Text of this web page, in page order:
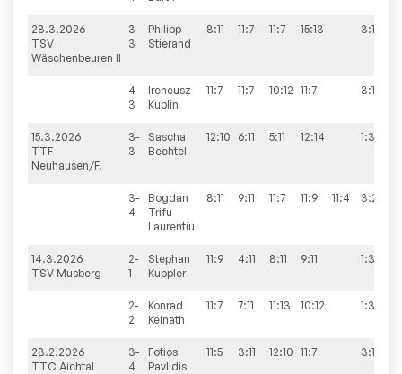
28.3.2026
TSV
Wäschenbeuren II
3-
3
Philipp
Stierand
8:11 11:7 11:7 15:13 3:1
4-
3
Ireneusz
Kublin
11:7 11:7 10:12 11:7 3:1
15.3.2026
TTF
Neuhausen/F.
3-
3
Sascha
Bechtel
12:10 6:11 5:11 12:14 1:3
3-
4
Bogdan
Trifu
Laurentiu
8:11 9:11 11:7 11:9 11:4 3:2
14.3.2026
TSV Musberg
2-
1
Stephan
Kuppler
11:9 4:11 8:11 9:11 1:3
2-
2
Konrad
Keinath
11:7 7:11 11:13 10:12 1:3
28.2.2026
TTC Aichtal
3-
4
Fotios
Pavlidis
11:5 3:11 12:10 11:7 3:1